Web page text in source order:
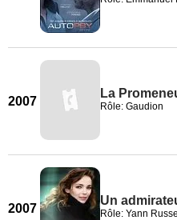
2007
La
Rôle: Gaudion
2007
Un
Rôle: Yann